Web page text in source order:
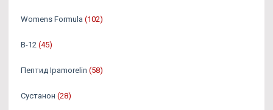
Womens Formula (102)
B-12 (45)
Пептид Ipamorelin (58)
Сустанон (28)